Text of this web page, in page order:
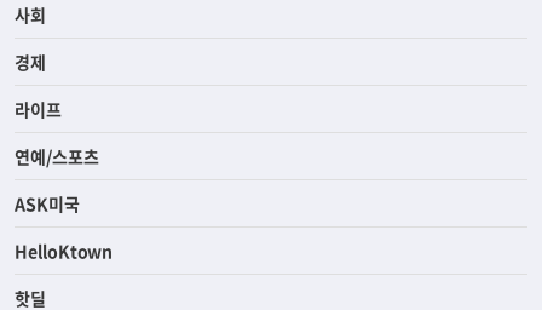
전체
사회
경제
라이프
연예/스포츠
ASK미국